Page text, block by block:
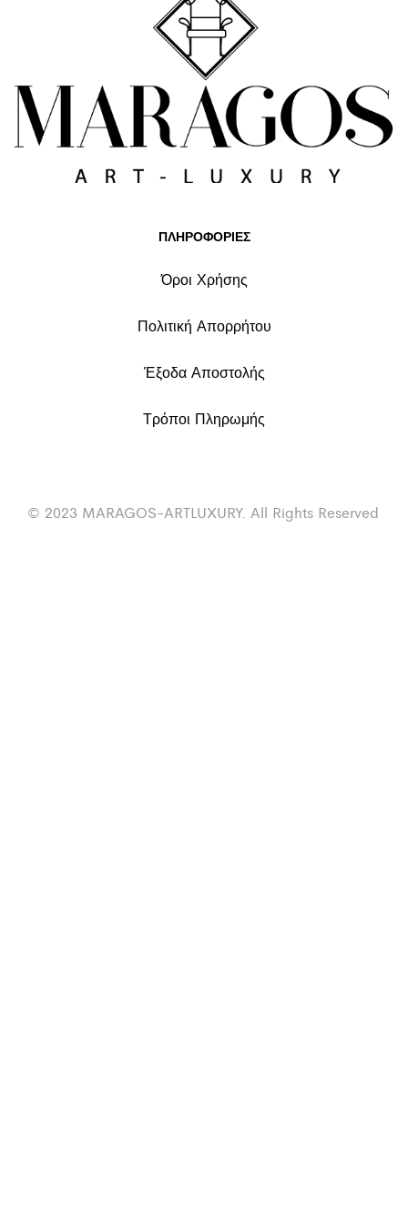
ΠΛΗΡΟΦΟΡΙΕΣ
Όροι Χρήσης
Πολιτική Απορρήτου
Έξοδα Αποστολής
Τρόποι Πληρωμής
© 2023 MARAGOS-ARTLUXURY. All Rights Reserved